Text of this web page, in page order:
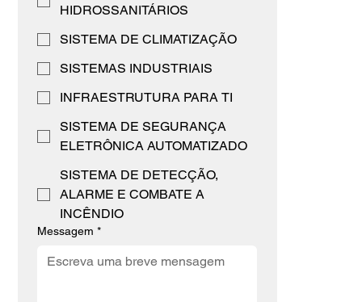
HIDROSSANITÁRIOS
SISTEMA DE CLIMATIZAÇÃO
SISTEMAS INDUSTRIAIS
INFRAESTRUTURA PARA TI
SISTEMA DE SEGURANÇA
ELETRÔNICA AUTOMATIZADO
SISTEMA DE DETECÇÃO,
ALARME E COMBATE A
INCÊNDIO
Messagem *